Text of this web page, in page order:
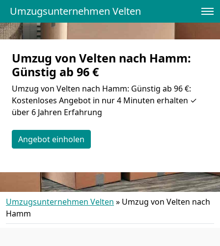
Umzugsunternehmen Velten
Umzug von Velten nach Hamm:
Günstig ab 96 €
Umzug von Velten nach Hamm: Günstig ab 96 €:
Kostenloses Angebot in nur 4 Minuten erhalten ✓
über 6 Jahren Erfahrung
Angebot einholen
Umzugsunternehmen Velten » Umzug von Velten nach
Hamm